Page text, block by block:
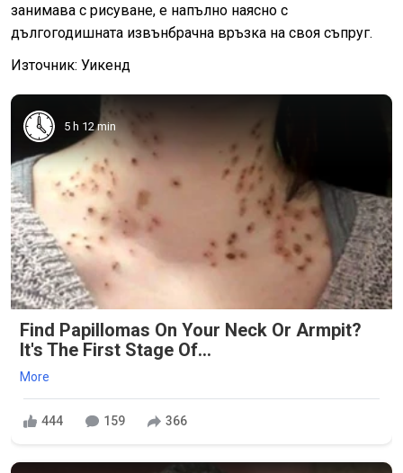
занимава с рисуване, е напълно наясно с
дългогодишната извънбрачна връзка на своя съпруг.
Източник: Уикенд
5 h 12 min
Find Papillomas On Your Neck Or Armpit?
It's The First Stage Of...
More
444 159 366